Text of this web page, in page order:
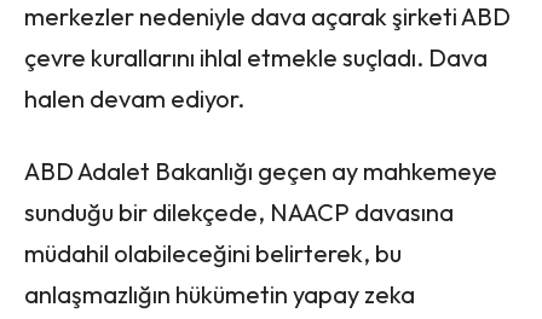
merkezler nedeniyle dava açarak şirketi ABD
çevre kurallarını ihlal etmekle suçladı. Dava
halen devam ediyor.
ABD Adalet Bakanlığı geçen ay mahkemeye
sunduğu bir dilekçede, NAACP davasına
müdahil olabileceğini belirterek, bu
anlaşmazlığın hükümetin yapay zeka